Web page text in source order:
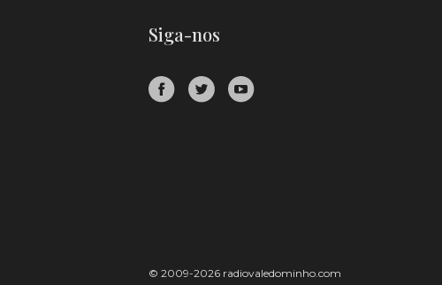
Siga-nos
© 2009-2026 radiovaledominho.com